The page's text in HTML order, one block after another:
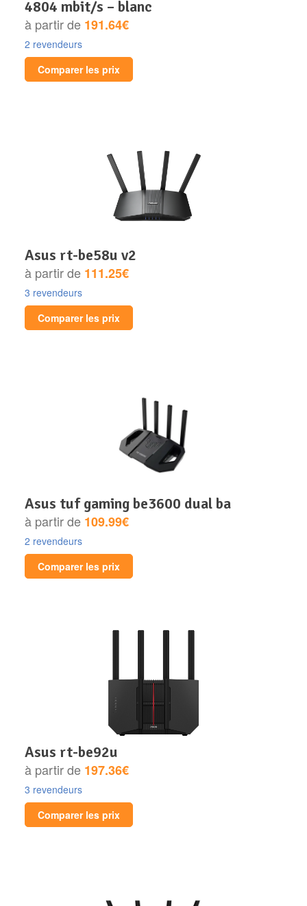
4804 mbit/s – blanc
à partir de 191.64€
2 revendeurs
Comparer les prix
asus rt-be58u v2
à partir de 111.25€
3 revendeurs
Comparer les prix
asus tuf gaming be3600 dual ba
à partir de 109.99€
2 revendeurs
Comparer les prix
asus rt-be92u
à partir de 197.36€
3 revendeurs
Comparer les prix